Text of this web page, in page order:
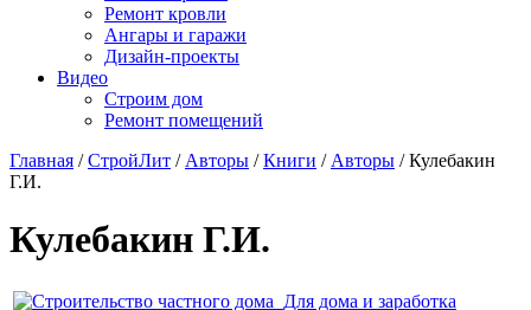
Ремонт кровли
Ангары и гаражи
Дизайн-проекты
Видео
Строим дом
Ремонт помещений
Главная /СтройЛит / Авторы /Книги / Авторы /Кулебакин
Г.И.
Кулебакин Г.И.